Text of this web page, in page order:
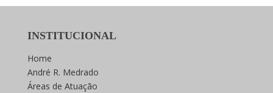
INSTITUCIONAL
Home
André R. Medrado
Áreas de Atuação